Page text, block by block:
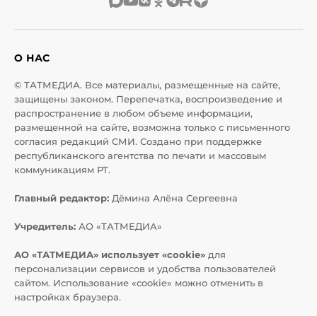
О НАС
© ТАТМЕДИА. Все материалы, размещенные на сайте,
защищены законом. Перепечатка, воспроизведение и
распространение в любом объеме информации,
размещенной на сайте, возможна только с письменного
согласия редакций СМИ. Создано при поддержке
республиканского агентства по печати и массовым
коммуникациям РТ.
Главный редактор: Дёмина Алёна Сергеевна
Учредитель: АО «ТАТМЕДИА»
АО «ТАТМЕДИА» использует «cookie» для
персонализации сервисов и удобства пользователей
сайтом. Использование «cookie» можно отменить в
настройках браузера.